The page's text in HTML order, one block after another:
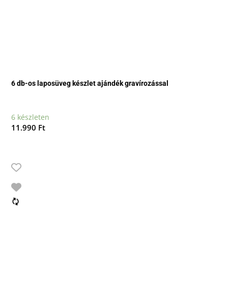
6 db-os laposüveg készlet ajándék gravírozással
6 készleten
11.990 Ft